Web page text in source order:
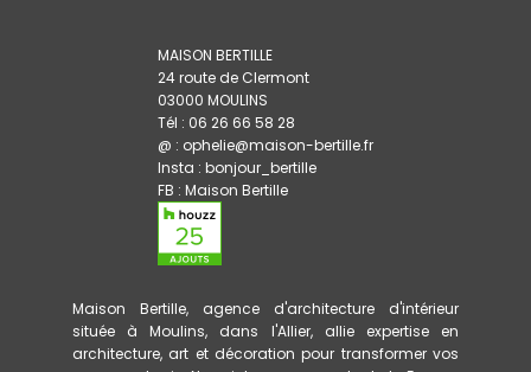
MAISON BERTILLE
24 route de Clermont
03000 MOULINS
Tél : 06 26 66 58 28
@ : ophelie@maison-bertille.fr
Insta : bonjour_bertille
FB : Maison Bertille
Maison Bertille, agence d'architecture d'intérieur
située à Moulins, dans l'Allier, allie expertise en
architecture, art et décoration pour transformer vos